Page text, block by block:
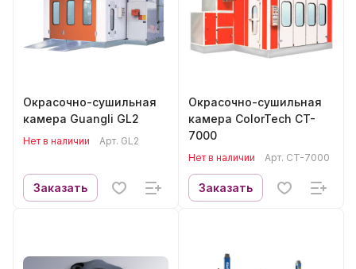
Окрасочно-сушильная
камера Guangli GL2
Нет в наличии Арт. GL2
Заказать
Окрасочно-сушильная
камера ColorTech CT-
7000
Нет в наличии Арт. CT-7000
Заказать